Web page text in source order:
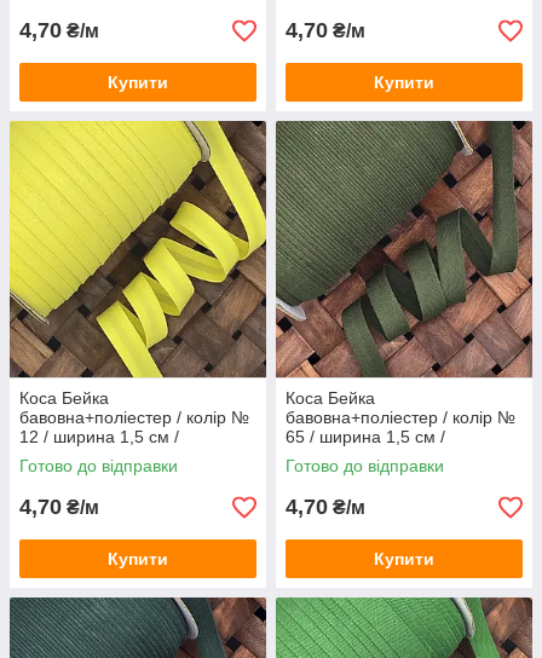
4,70 ₴/м
Купити
4,70 ₴/м
Купити
Коса Бейка
бавовна+поліестер / колір №
12 / ширина 1,5 см /
замовлення від 1 метра
Готово до відправки
4,70 ₴/м
Купити
Коса Бейка
бавовна+поліестер / колір №
65 / ширина 1,5 см /
замовлення від 1 метра
Готово до відправки
4,70 ₴/м
Купити